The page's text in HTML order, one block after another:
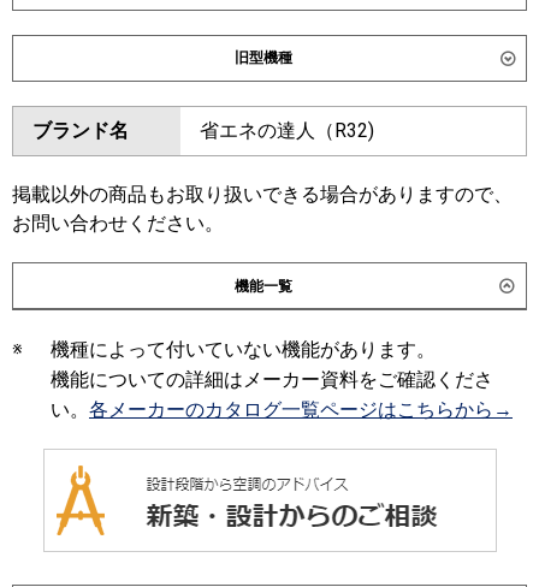
ダイキン SZRM63CT SZRMM63CT
東芝 GDSA06314MUB
三菱電機 PEZ-ERMP63D6
日立 RPI-GP63RSHC12
RPI-
GP63RSH12
三菱重工 FDUV636H6S
パナソニック PA-P63FE7HNC PA-P63FE7HC
旧型機種
ダイキン SZRM63BYT SZRMM63BYT
SZRM63BJT SZRMM63BJT
SZRJM63BJT SZRJMM63BJT
SZRJM63BFT SZRJMM63BFT
SZRM63BFT
RDSA06334MUB
RDSA06333M
三菱電機 PEZ-ERMP63D5 PEZ-ERMP63D4
PEZ-ERMP63DV
日立
ブランド名 省エネの達人（R32)
掲載以外の商品もお取り扱いできる場合がありますので、
お問い合わせください。
機能一覧
※
機種によって付いていない機能があります。
機能についての詳細はメーカー資料をご確認くださ
い。 各メーカーのカタログ一覧ページはこちらから→